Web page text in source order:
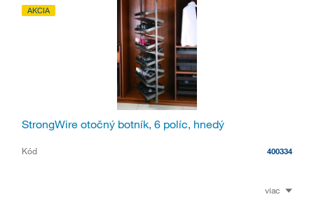
AKCIA
StrongWire otočný botník, 6 políc, hnedý
Kód 400334
viac